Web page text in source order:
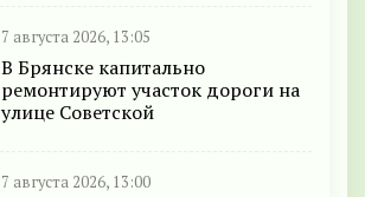
7 августа 2026, 13:05
В Брянске капитально
ремонтируют участок дороги на
улице Советской
7 августа 2026, 13:00